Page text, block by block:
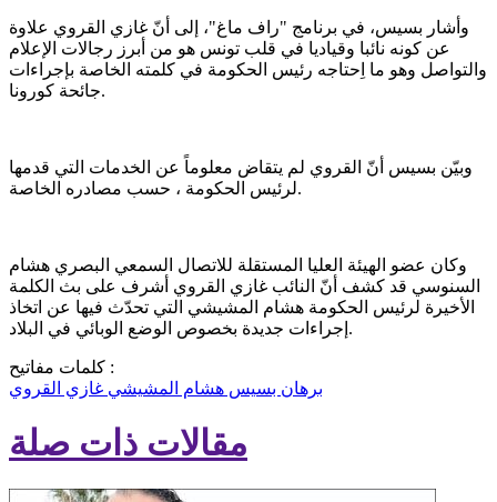
وأشار بسيس، في برنامج "راف ماغ"، إلى أنّ غازي القروي علاوة
عن كونه نائبا وقياديا في قلب تونس هو من أبرز رجالات الإعلام
والتواصل وهو ما اِحتاجه رئيس الحكومة في كلمته الخاصة بإجراءات
جائحة كورونا.
وبيّن بسيس أنّ القروي لم يتقاض معلوماً عن الخدمات التي قدمها
لرئيس الحكومة ، حسب مصادره الخاصة.
وكان عضو الهيئة العليا المستقلة للاتصال السمعي البصري هشام
السنوسي قد كشف أنّ النائب غازي القروي أشرف على بث الكلمة
الأخيرة لرئيس الحكومة هشام المشيشي التي تحدّث فيها عن اتخاذ
إجراءات جديدة بخصوص الوضع الوبائي في البلاد.
كلمات مفاتيح :
برهان بسيس هشام المشيشي غازي القروي
مقالات ذات صلة